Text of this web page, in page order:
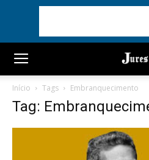
Início Tags Embranquecimento
Tag: